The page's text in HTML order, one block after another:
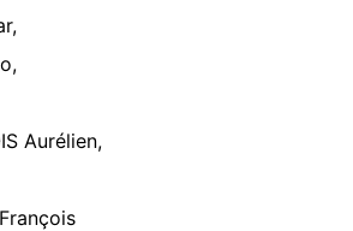
Aurélien,